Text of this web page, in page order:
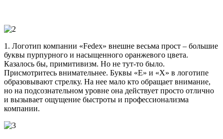
1. Логотип компании «Fedex» внешне весьма прост – большие
буквы пурпурного и насыщенного оранжевого цвета.
Казалось бы, примитивизм. Но не тут-то было.
Присмотритесь внимательнее. Буквы «Е» и «Х» в логотипе
образовывают стрелку. На нее мало кто обращает внимание,
но на подсознательном уровне она действует просто отлично
и вызывает ощущение быстроты и профессионализма
компании.